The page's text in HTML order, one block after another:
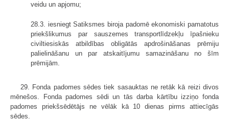
veidu un apjomu;
28.3. iesniegt Satiksmes biroja padomē ekonomiski pamatotus
priekšlikumus par sauszemes transportlīdzekļu īpašnieku
civiltiesiskās atbildības obligātās apdrošināšanas prēmiju
palielināšanu un par atskaitījumu samazināšanu no šīm
prēmijām.
29. Fonda padomes sēdes tiek sasauktas ne retāk kā reizi divos
mēnešos. Fonda padomes sēdi un tās darba kārtību izziņo fonda
padomes priekšsēdētājs ne vēlāk kā 10 dienas pirms attiecīgās
sēdes.